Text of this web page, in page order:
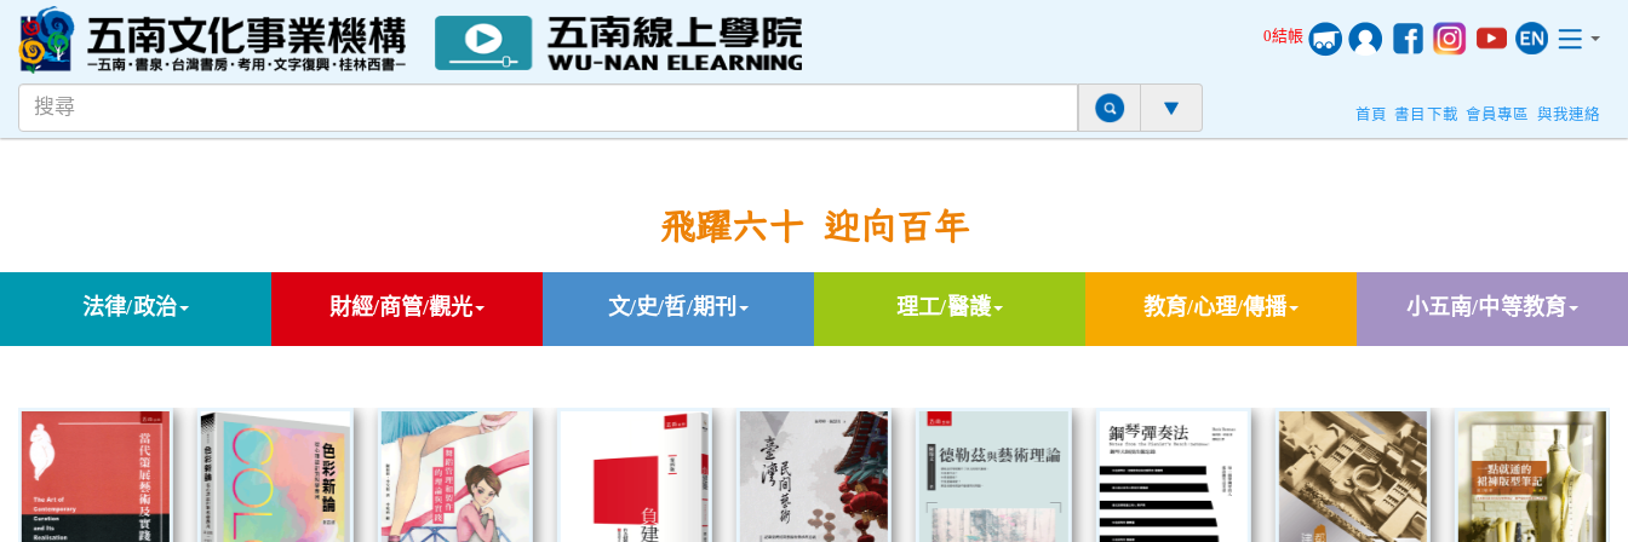
0結帳
首頁 書目下載 會員專區 與我連絡
飛躍六十 迎向百年
法律/政治 財經/商管/觀光 文/史/哲/期刊 理工/醫護 教育/心理/傳播 小五南/中等教育